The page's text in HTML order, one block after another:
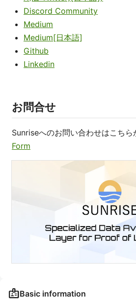
Discord Community
Medium
Medium[日本語]
Github
Linkedin
お問合せ
Sunriseへのお問い合わせはこち
Form
badgeBasic information